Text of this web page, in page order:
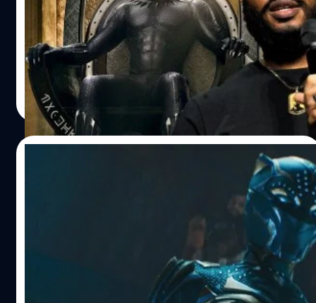
หลังไปได้สวยกับการเปิดตัวหนังเดี่ยว Black Panther ครั้ง
แรกในปี 2018 ส่งผลให้ทางสตูดิโอและประธานใหญ่ เควิน
ไฟกี (Kevin Feige) ประกาศไฟเขียวสร้างภาคต่อทันที และ
ขณะที่อนาคตของอาณาจักรวาคานดากำลังสว่างไสว แต่แล้ว
พวกเขากลับต้องเผชิญกับความสูญเสียครั้งยิ่งใหญ่ที่มาอย่าง
ไม่ทันตั้งตัว เมื่อนักแสดงนำผู้รับบทกษัตริย์ทีชัลล่า อย่าง แชด
วิก โบสแมน (Chadwick Boseman) ได้เสียชีวิตลงด้วยโรค
มะเร็งลำไส้ใหญ่ในปี 2020 นี่ถือเป็นความสูญเสียที่แม้แต่ผู้
กำกับหนัง 'Black Panther' ตั้งแต่ภาคแรกอย่าง ไรอัน คูเกลอ
ร์ (Ryan Coogler) เองก็เกือบจะทิ้งโปรเจกต์หนังภาคต่อของ
Black Panther ไปแล้ว ในตอนที่เขาได้รู้ว่าเขาจะต้องสร้าง
หนังต่อไปโดยไม่มีโบสแมน ผู้ที่เป็นทั้งเพื่อนสนิทและคนที่ร่วม
กันปั้น 'Black Panther' มาตั้งแต่ต้น คูเกลอร์เปิดใจว่า ตอนที่
เขารู้ว่าโบสแมนได้จากไปแล้ว เขาเสียศูนย์ไปเลย จินตนาการที่
เคยสว่างไสวก็มืดลง และไม่แน่ใจว่าจะกลับไปวากานดาหรือ
กลับไปถ่ายหนังยังไงดี "ผมอยู่ในจุดที่ผมรู้สึกเหมือนผมกำลัง
จะเดินหนีจากเส้นทางนี้ไปแล้ว ผมไม่รู้ว่าผมจะทำภาคต่อได้
ลลิตา คงสด| 1403 days ago
Read More
วิเคราะห์เรื่องราว จากตัวอย่าง 2 ของ ‘Black
หลังจาก 'Marvel Studio' ได้ปล่อยตัวอย่างที่ 2 ของภาพยนตร์
'Black Panther: Wakanda Forever' ให้เราได้ชมกันในวัน
จันทร์ที่ 3 ตุลาคมที่ผ่านมา ซึ่งได้เผยเรื่องราวต่าง ๆ บางส่วน
ภายในภาคนี้ก่อนที่จะเข้าฉายอีกด้วย เรามาดูกันเลยดีกว่าว่า